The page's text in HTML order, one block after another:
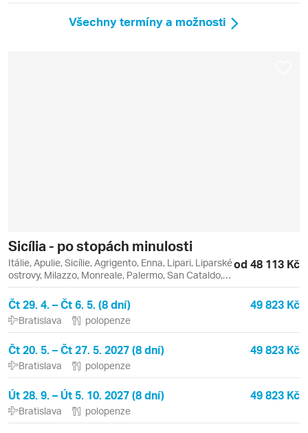
Všechny termíny a možnosti
Sicília - po stopách minulosti
Itálie, Apulie, Sicílie, Agrigento, Enna, Lipari, Liparské
ostrovy, Milazzo, Monreale, Palermo, San Cataldo,
Taormina, Vulcano
od 48 113 Kč
Čt 29. 4. – Čt 6. 5. (8 dní) 49 823 Kč
Bratislava polopenze
Čt 20. 5. – Čt 27. 5. 2027 (8 dní) 49 823 Kč
Bratislava polopenze
Út 28. 9. – Út 5. 10. 2027 (8 dní) 49 823 Kč
Bratislava polopenze